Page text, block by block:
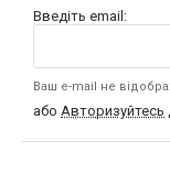
Введіть email:
Ваш e-mail не
або Авторизуйтесь